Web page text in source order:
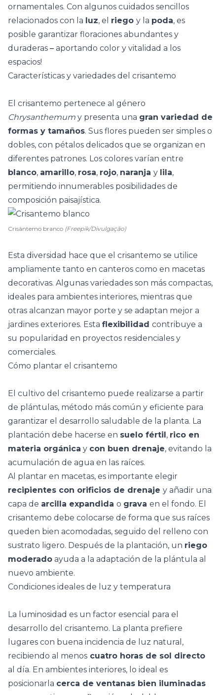
ornamentales. Con algunos cuidados sencillos
relacionados con la luz, el riego y la poda, es
posible garantizar floraciones abundantes y
duraderas – aportando color y vitalidad a los
espacios!
Características y variedades del crisantemo
El crisantemo pertenece al género
Chrysanthemum y presenta una gran variedad de
formas y tamaños. Sus flores pueden ser simples o
dobles, con pétalos delicados que se organizan en
diferentes patrones. Los colores varían entre
blanco, amarillo, rosa, rojo, naranja y lila,
permitiendo innumerables posibilidades de
composición paisajística.
Crisântemo branco (Freepik/Divulgação)
Esta diversidad hace que el crisantemo se utilice
ampliamente tanto en canteros como en macetas
decorativas. Algunas variedades son más compactas,
ideales para ambientes interiores, mientras que
otras alcanzan mayor porte y se adaptan mejor a
jardines exteriores. Esta flexibilidad contribuye a
su popularidad en proyectos residenciales y
comerciales.
Cómo plantar el crisantemo
El cultivo del crisantemo puede realizarse a partir
de plántulas, método más común y eficiente para
garantizar el desarrollo saludable de la planta. La
plantación debe hacerse en suelo fértil, rico en
materia orgánica y con buen drenaje, evitando la
acumulación de agua en las raíces.
Al plantar en macetas, es importante elegir
recipientes con orificios de drenaje y añadir una
capa de arcilla expandida o grava en el fondo. El
crisantemo debe colocarse de forma que sus raíces
queden bien acomodadas, seguido del relleno con
sustrato ligero. Después de la plantación, un riego
moderado ayuda a la adaptación de la plántula al
nuevo ambiente.
Condiciones ideales de luz y temperatura
La luminosidad es un factor esencial para el
desarrollo del crisantemo. La planta prefiere
lugares con buena incidencia de luz natural ,
recibiendo al menos cuatro horas de sol directo
al día. En ambientes interiores, lo ideal es
posicionarla cerca de ventanas bien iluminadas